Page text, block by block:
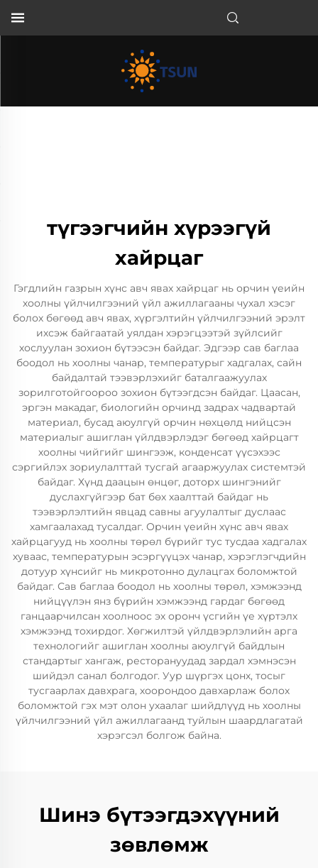
түгээгчийн хүрээгүй
хайрцаг
Гэгдлийн газрын хүнс авч явах хайрцаг нь орчин үеийн
хоолны үйлчилгээний үйл ажиллагааны чухал хэсэг
болох бөгөөд авч явах, хүргэлтийн үйлчилгээний эрэлт
ихсэж байгаатай уялдан хэрэгцээтэй зүйлсийг
хослуулан зохион бүтээсэн байдаг. Эдгээр сав баглаа
боодол нь хоолны чанар, температурыг хадгалах, сайн
байдалтай тээвэрлэхийг баталгаажуулах
зорилготойгоороо зохион бүтээгдсэн байдаг. Цаасан,
эргэн макадаг, биологийн орчинд задрах чадвартай
материал, бусад аюулгүй орчин нөхцөлд нийцсэн
материалыг ашиглан үйлдвэрлэдэг бөгөөд хайрцагт
хоолны чийгийг шингээж, конденсат үүсэхээс
сэргийлэх зориулалттай тусгай агааржуулах системтэй
байдаг. Хүнд даацын өнцөг, доторх шингэнийг
дуслахгүйгээр бат бөх хаалттай байдаг нь
тээвэрлэлтийн явцад савны агуулалтыг дуслаас
хамгаалахад тусалдаг. Орчин үеийн хүнс авч явах
хайрцагууд нь хоолны төрөл бүрийг тус тусдаа хадгалах
хуваас, температурын эсэргүүцэх чанар, хэрэглэгчдийн
дотуур хүнсийг нь микротонно дулацгах боломжтой
байдаг. Сав баглаа боодол нь хоолны төрөл, хэмжээнд
нийцүүлэн янз бүрийн хэмжээнд гардаг бөгөөд
ганцаарчилсан хоолноос эх оронч үсгийн үе хүртэлх
хэмжээнд тохирдог. Хөгжилтэй үйлдвэрлэлийн арга
технологийг ашиглан хоолны аюулгүй байдлын
стандартыг хангаж, ресторануудад зардал хэмнэсэн
шийдэл санал болгодог. Уур шүргэх цонх, тосыг
тусгаарлах давхрага, хоорондоо давхарлаж болох
боломжтой гэх мэт олон ухаалаг шийдлүүд нь хоолны
үйлчилгээний үйл ажиллагаанд туйлын шаардлагатай
хэрэгсэл болгож байна.
Шинэ бүтээгдэхүүний
зөвлөмж